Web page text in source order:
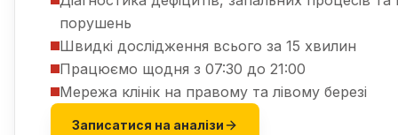
порушень
Швидкі дослідження всього за 15 хвилин
Працюємо щодня з 07:30 до 21:00
Мережа клінік на правому та лівому березі
Записатися на аналізи